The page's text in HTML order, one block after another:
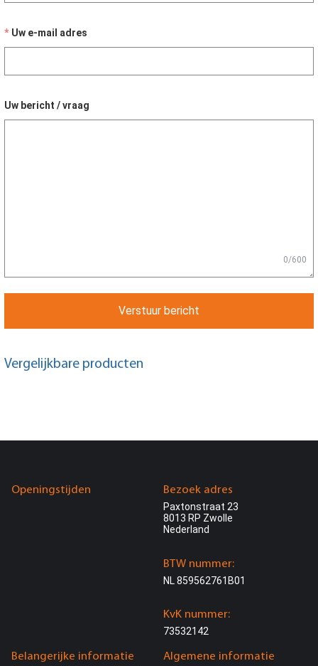
Uw e-mail adres
Uw bericht / vraag
0/600
Verstuur bericht
Vergelijkbare producten
Openingstijden
Belangerijke informatie Algemene informatie
Bezoek adres
Paxtonstraat 23
8013 RP Zwolle
Nederland
BTW nummer:
NL 859562761B01
KvK nummer:
73532142